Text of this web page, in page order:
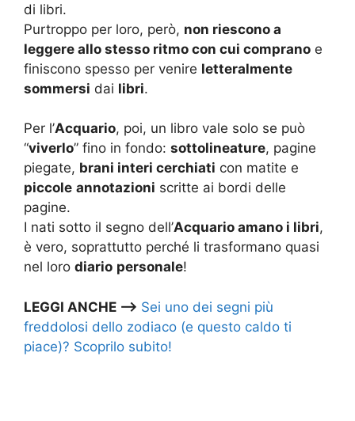
di libri.
Purtroppo per loro, però, non riescono a
leggere allo stesso ritmo con cui comprano e
finiscono spesso per venire letteralmente
sommersi dai libri.
Per l’Acquario, poi, un libro vale solo se può
“viverlo” fino in fondo: sottolineature, pagine
piegate, brani interi cerchiati con matite e
piccole annotazioni scritte ai bordi delle
pagine.
I nati sotto il segno dell’Acquario amano i libri,
è vero, soprattutto perché li trasformano quasi
nel loro diario personale!
LEGGI ANCHE –> Sei uno dei segni più
freddolosi dello zodiaco (e questo caldo ti
piace)? Scoprilo subito!